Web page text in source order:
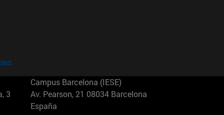
3
Campus Barcelona (IESE)
Av. Pearson, 21 08034 Barcelona
España